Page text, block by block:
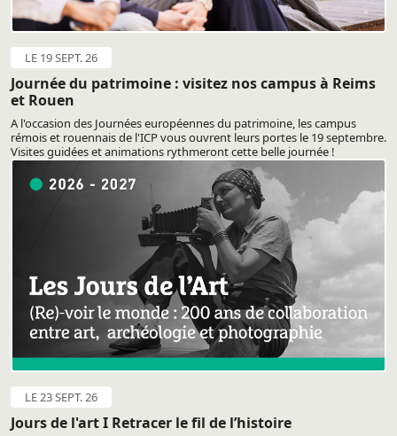
LE 19 SEPT. 26
Journée du patrimoine : visitez nos campus à Reims
et Rouen
A l'occasion des Journées européennes du patrimoine, les campus
rémois et rouennais de l'ICP vous ouvrent leurs portes le 19 septembre.
Visites guidées et animations rythmeront cette belle journée !
LE 23 SEPT. 26
Jours de l'art I Retracer le fil de l’histoire